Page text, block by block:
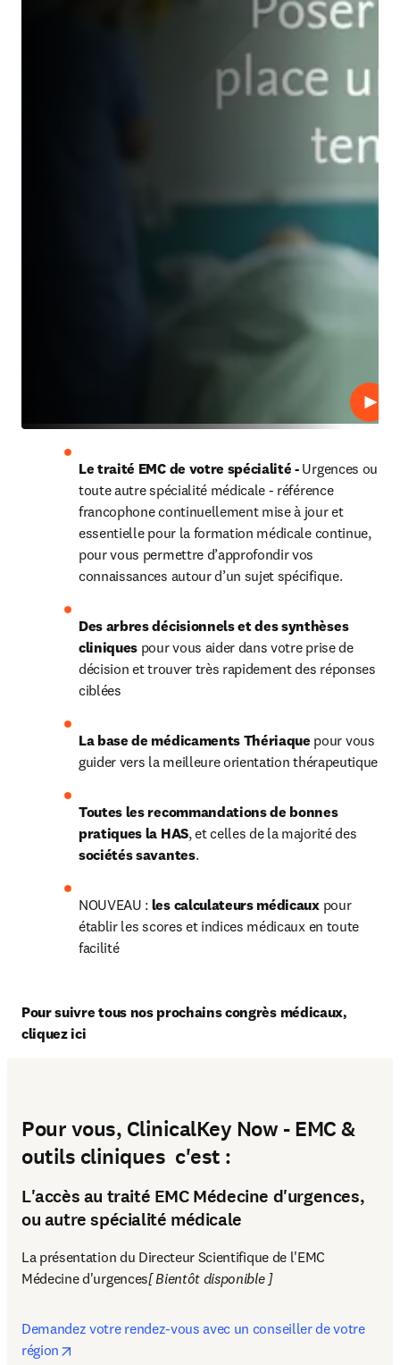
Lire
Le traité EMC de votre spécialité - Urgences ou
toute autre spécialité médicale - référence
francophone continuellement mise à jour et
essentielle pour la formation médicale continue,
pour vous permettre d’approfondir vos
connaissances autour d’un sujet spécifique.
Des arbres décisionnels et des synthèses
cliniques pour vous aider dans votre prise de
décision et trouver très rapidement des réponses
ciblées
La base de médicaments Thériaque pour vous
guider vers la meilleure orientation thérapeutique
Toutes les recommandations de bonnes
pratiques la HAS
sociétés savantes.
NOUVEAU : les calculateurs médicaux pour
établir les scores et indices médicaux en toute
facilité
Pour suivre tous nos prochains congrès médicaux,
cliquez ici
Pour vous, ClinicalKey Now - EMC &
outils cliniques c'est :
L'accès au traité EMC Médecine d'urgences,
ou autre spécialité médicale
La présentation du Directeur Scientifique de l'EMC
Médecine d'urgences[ Bientôt disponible ]
Demandez votre rendez-vous avec un conseiller de votre
région